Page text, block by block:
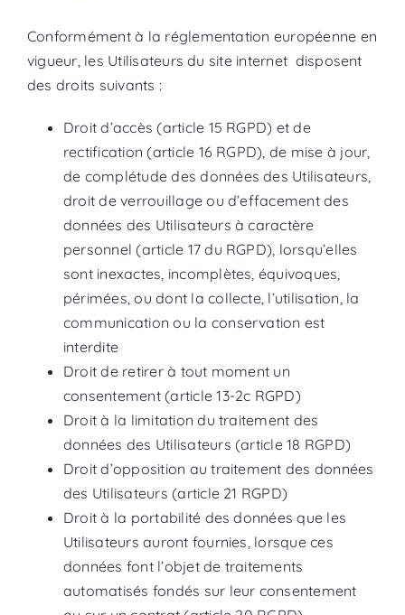
Conformément à la réglementation européenne en
vigueur, les Utilisateurs du site internet disposent
des droits suivants :
Droit d’accès (article 15 RGPD) et de
rectification (article 16 RGPD), de mise à jour,
de complétude des données des Utilisateurs,
droit de verrouillage ou d’effacement des
données des Utilisateurs à caractère
personnel (article 17 du RGPD), lorsqu’elles
sont inexactes, incomplètes, équivoques,
périmées, ou dont la collecte, l’utilisation, la
communication ou la conservation est
interdite
Droit de retirer à tout moment un
consentement (article 13-2c RGPD)
Droit à la limitation du traitement des
données des Utilisateurs (article 18 RGPD)
Droit d’opposition au traitement des données
des Utilisateurs (article 21 RGPD)
Droit à la portabilité des données que les
Utilisateurs auront fournies, lorsque ces
données font l’objet de traitements
automatisés fondés sur leur consentement